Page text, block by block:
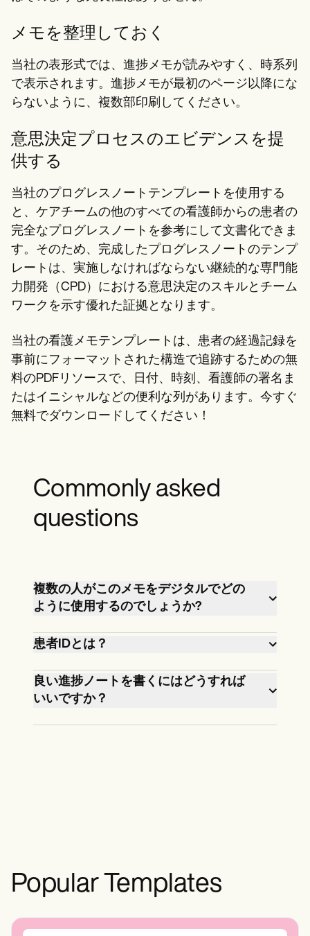
メモを整理しておく
当社の表形式では、進捗メモが読みやすく、時系列
で表示されます。進捗メモが最初のページ以降にな
らないように、複数部印刷してください。
意思決定プロセスのエビデンスを提
供する
当社のプログレスノートテンプレートを使用する
と、ケアチームの他のすべての看護師からの患者の
完全なプログレスノートを参考にして文書化できま
す。そのため、完成したプログレスノートのテンプ
レートは、実施しなければならない継続的な専門能
力開発（CPD）における意思決定のスキルとチーム
ワークを示す優れた証拠となります。
当社の看護メモテンプレートは、患者の経過記録を
事前にフォーマットされた構造で追跡するための無
料のPDFリソースで、日付、時刻、看護師の署名ま
たはイニシャルなどの便利な列があります。今すぐ
無料でダウンロードしてください！
Commonly asked
questions
複数の人がこのメモをデジタルでどの
ように使用するのでしょうか?
紙に印刷された紙を使用する場合、他
人の進行状況メモを誤って消去してし
まう心配がないことは明らかです。た
だし、同じ PDF に複数のユーザーがア
クセスしている場合、別のコンピュー
ターから同時に編集していて、誤って
患者IDとは？
患者IDは、患者の名前と生年月日に加
えて任意に追加できるIDです。これら
は非常に重要な情報です。これには、
国レベルまたは州レベルの識別番号
良い進捗ノートを書くにはどうすれば
いいですか？
良い進捗ノートを書くためのリソース
略語は、チームの他のメンバーが理解
できるレベルに制限してください。最
ください。最後の作業には、当社の看
Popular Templates